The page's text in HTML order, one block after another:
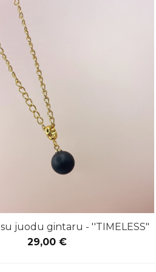
juodu gintaru - ''TIMELESS"
29,00 €